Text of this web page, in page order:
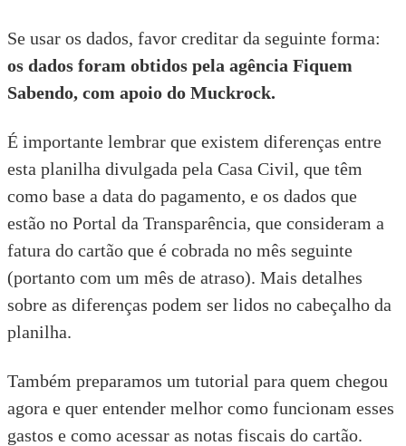
Se usar os dados, favor creditar da seguinte forma:
os dados foram obtidos pela agência Fiquem
Sabendo, com apoio do Muckrock.
É importante lembrar que existem diferenças entre
esta planilha divulgada pela Casa Civil, que têm
como base a data do pagamento, e os dados que
estão no Portal da Transparência, que consideram a
fatura do cartão que é cobrada no mês seguinte
(portanto com um mês de atraso). Mais detalhes
sobre as diferenças podem ser lidos no cabeçalho da
planilha.
Também preparamos um tutorial para quem chegou
agora e quer entender melhor como funcionam esses
gastos e como acessar as notas fiscais do cartão.